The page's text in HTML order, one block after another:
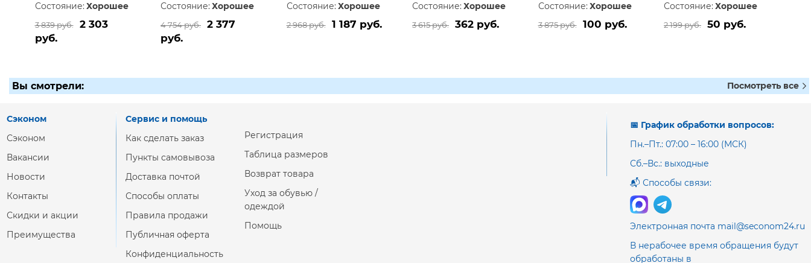
Состояние: Хорошее
3 839 руб.
2 303
руб.
Состояние: Хорошее
4 754 руб.
2 377
руб.
Состояние: Хорошее
2 968 руб. 1 187 руб.
Состояние: Хорошее
3 615 руб. 362 руб.
Состояние: Хорошее
3 875 руб. 100 руб.
Состояние: Хорошее
2 199 руб. 50 руб.
Вы смотрели: Посмотреть все
📅 График обработки вопросов:
Пн.–Пт.: 07:00 – 16:00 (МСК)
Сб.–Вс.: выходные
📬 Способы связи:
Электронная почта mail@seconom24.ru
В нерабочее время обращения будут
обработаны в
Сэконом
Сэконом
Вакансии
Новости
Контакты
Скидки и акции
Преимущества
Сервис и помощь
Как сделать заказ
Пункты самовывоза
Доставка почтой
Способы оплаты
Правила продажи
Публичная оферта
Конфиденциальность
Регистрация
Таблица размеров
Возврат товара
Уход за обувью /
одеждой
Помощь